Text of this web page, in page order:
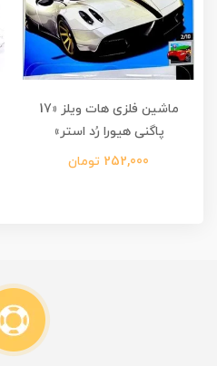
ماشین فلزی هات ویلز «17
پاگنی هیورا رُد استر»
252,000 تومان